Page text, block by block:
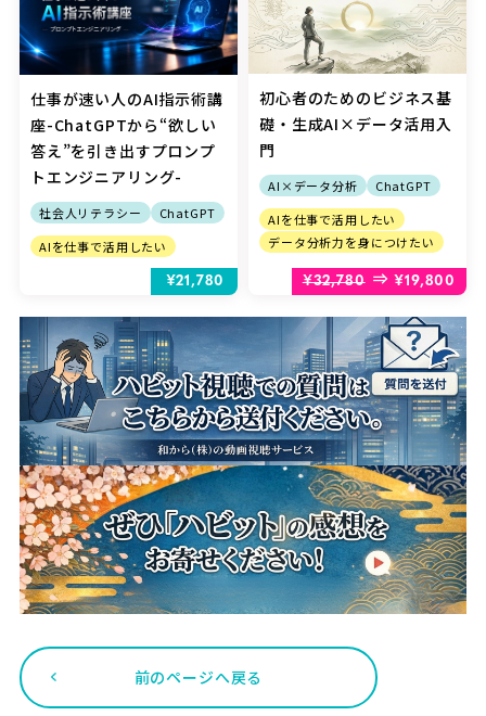
仕事が速い人のAI指示術講
座-ChatGPTから“欲しい
答え”を引き出すプロンプ
トエンジニアリング-
社会人リテラシー
ChatGPT
AIを仕事で活用したい
¥21,780
初心者のためのビジネス基
礎・生成AI×データ活用入
門
AI×データ分析
ChatGPT
AIを仕事で活用したい
データ分析力を身につけたい
¥32,780 ⇒ ¥19,800
前のページへ戻る